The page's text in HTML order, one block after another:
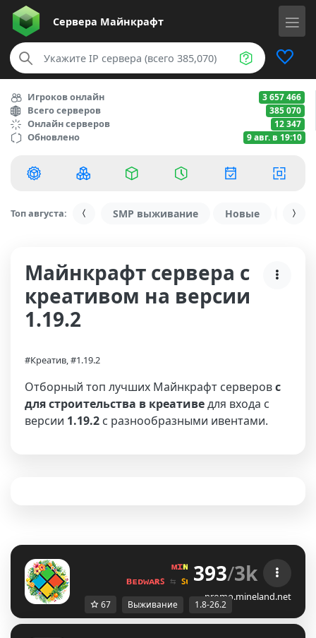
Сервера Майнкрафт
Игроков онлайн 3 657 466
Всего серверов 385 070
Онлайн серверов 12 347
Обновлено 9 авг. в 19:10
Топ августа: SMP выживание Новые С
Майнкрафт сервера с
креативом на версии
1.19.2
#Креатив, #1.19.2
Отборный топ лучших Майнкрафт серверовс
для строительства в креативедля входа с
версии 1.19.2 с разнообразными ивентами.
ᴍɪɴᴇ ʟᴀɴᴅ ɴᴇᴛᴡᴏʀᴋ ☀
ʙᴇᴅᴡᴀʀꜱ ⇆ ꜱᴜʀᴠɪᴠᴀʟ ꜱᴍᴘ ⇆ ꜱᴋʏʙʟᴏᴄᴋ
393/3k
promo.mineland.net
67 Выживание 1.8-26.2